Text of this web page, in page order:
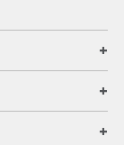
+
+
+